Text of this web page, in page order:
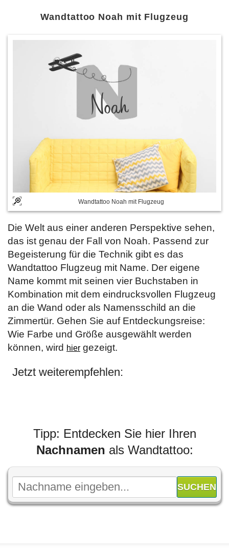
Wandtattoo Noah mit Flugzeug
Wandtattoo Noah mit Flugzeug
Die Welt aus einer anderen Perspektive sehen,
das ist genau der Fall von Noah. Passend zur
Begeisterung für die Technik gibt es das
Wandtattoo Flugzeug mit Name. Der eigene
Name kommt mit seinen vier Buchstaben in
Kombination mit dem eindrucksvollen Flugzeug
an die Wand oder als Namensschild an die
Zimmertür. Gehen Sie auf Entdeckungsreise:
Wie Farbe und Größe ausgewählt werden
können, wird hier gezeigt.
Jetzt weiterempfehlen:
Tipp: Entdecken Sie hier Ihren
Nachnamen als Wandtattoo: